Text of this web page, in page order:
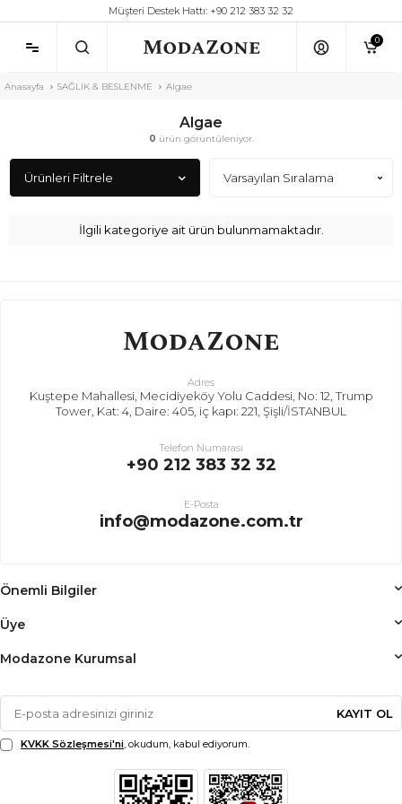
Müşteri Destek Hattı: +90 212 383 32 32
0
Anasayfa SAĞLIK & BESLENME Algae
Algae
0 ürün görüntüleniyor.
Ürünleri Filtrele
İlgili kategoriye ait ürün bulunmamaktadır.
Adres
Kuştepe Mahallesi, Mecidiyeköy Yolu Caddesi, No: 12, Trump
Tower, Kat: 4, Daire: 405, iç kapı: 221, Şişli/İSTANBUL
Telefon Numarası
+90 212 383 32 32
E-Posta
info@modazone.com.tr
Önemli Bilgiler
Üye
Modazone Kurumsal
KAYIT OL
KVKK Sözleşmesi'ni, okudum, kabul ediyorum.